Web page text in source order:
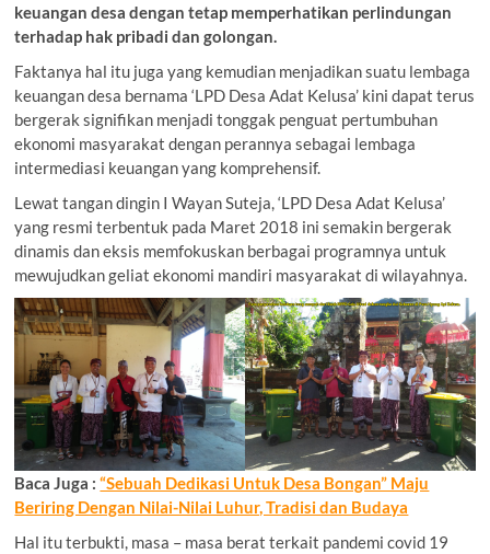
keuangan desa dengan tetap memperhatikan perlindungan
terhadap hak pribadi dan golongan.
Faktanya hal itu juga yang kemudian menjadikan suatu lembaga
keuangan desa bernama ‘LPD Desa Adat Kelusa’ kini dapat terus
bergerak signifikan menjadi tonggak penguat pertumbuhan
ekonomi masyarakat dengan perannya sebagai lembaga
intermediasi keuangan yang komprehensif.
Lewat tangan dingin I Wayan Suteja, ‘LPD Desa Adat Kelusa’
yang resmi terbentuk pada Maret 2018 ini semakin bergerak
dinamis dan eksis memfokuskan berbagai programnya untuk
mewujudkan geliat ekonomi mandiri masyarakat di wilayahnya.
Baca Juga :“Sebuah Dedikasi Untuk Desa Bongan” Maju
Beriring Dengan Nilai-Nilai Luhur, Tradisi dan Budaya
Hal itu terbukti, masa – masa berat terkait pandemi covid 19